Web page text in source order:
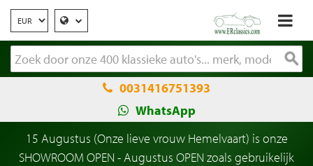
0031416751393
WhatsApp
15 Augustus (Onze lieve vrouw Hemelvaart) is onze
SHOWROOM OPEN - Augustus OPEN zoals gebruikelijk